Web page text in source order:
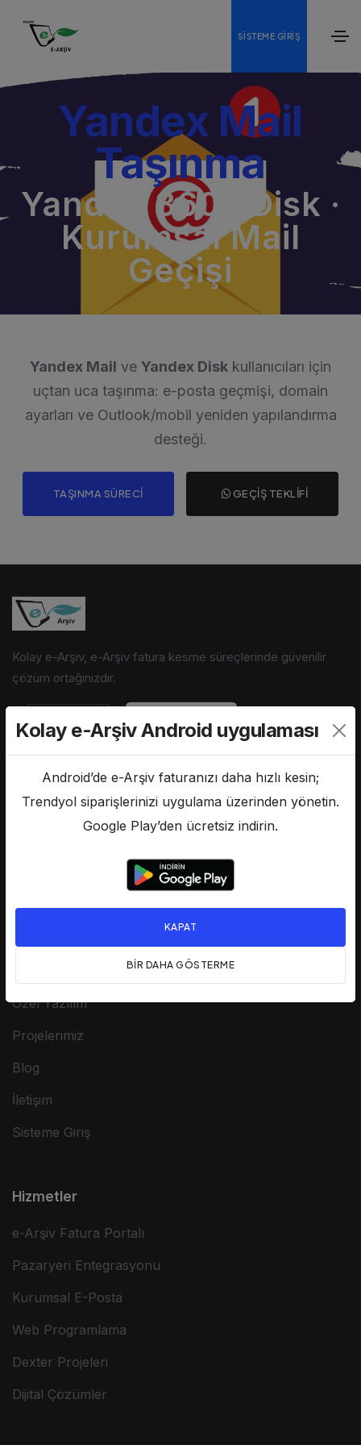
SISTEME GIRIŞ
Yandex Mail
Taşınma
Yandex 360 · Disk ·
Kurumsal Mail
Geçişi
Yandex Mail ve Yandex Disk kullanıcıları için
uçtan uca taşınma: e-posta geçmişi, domain
ayarları ve Outlook/mobil yeniden yapılandırma
desteği.
TAŞINMA SÜRECI GEÇIŞ TEKLIFI
Kolay e-Arşiv, e-Arşiv fatura kesme süreçlerinde güvenilir
çözüm ortağınızdır.
4.9 40+ Yorum
Hakkımızda
Özel Yazılım
Projelerimiz
Blog
İletişim
Sisteme Giriş
Hizmetler
e-Arşiv Fatura Portalı
Pazaryeri Entegrasyonu
Kurumsal E-Posta
Web Programlama
Dexter Projeleri
Dijital Çözümler
Kolay e-Arşiv Android uygulaması
Android’de e-Arşiv faturanızı daha hızlı kesin;
Trendyol siparişlerinizi uygulama üzerinden yönetin.
Google Play’den ücretsiz indirin.
KAPAT
BIR DAHA GÖSTERME